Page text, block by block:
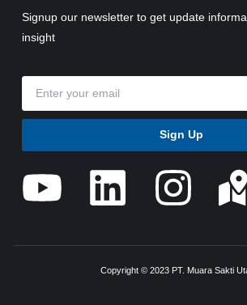
Signup our newsletter to get update
insight
Sign Up
Copyright © 2023 PT. Muara Sakti